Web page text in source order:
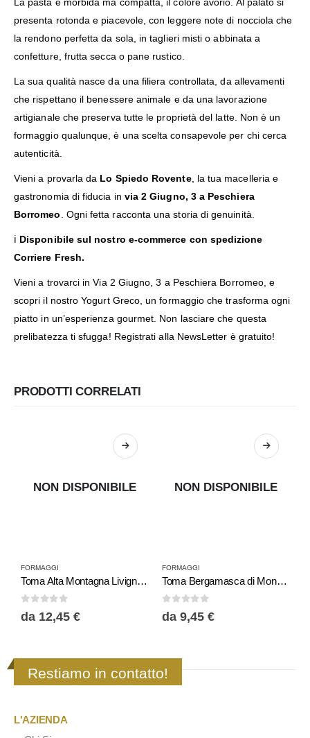
La pasta è morbida ma compatta, il colore avorio. Al palato si
presenta rotonda e piacevole, con leggere note di nocciola che
la rendono perfetta da sola, in taglieri misti o abbinata a
confetture, frutta secca o pane rustico.
La sua qualità nasce da una filiera controllata, da allevamenti
che rispettano il benessere animale e da una lavorazione
artigianale che preserva tutte le proprietà del latte. Non è un
formaggio qualunque, è una scelta consapevole per chi cerca
autenticità.
Vieni a provarla da Lo Spiedo Rovente, la tua macelleria e
gastronomia di fiducia in via 2 Giugno, 3 a Peschiera
Borromeo. Ogni fetta racconta una storia di genuinità.
ℹ️ Disponibile sul nostro e-commerce con spedizione
Corriere Fresh.
Vieni a trovarci inVia 2 Giugno, 3 a Peschiera Borromeo, e
scopri il nostro Yogurt Greco, un formaggio che trasforma ogni
piatto in un’esperienza gourmet. Non lasciare che questa
prelibatezza ti sfugga! Registrati alla NewsLetter è gratuito!
PRODOTTI CORRELATI
NON DISPONIBILE
FORMAGGI
Toma Alta Montagna Livigno: il sapore autentico delle Alpi
0Su 5
da 12,45 €
NON DISPONIBILE
FORMAGGI
Toma Bergamasca di Montecorna
0Su 5
da 9,45 €
Restiamo in contatto!
L'AZIENDA